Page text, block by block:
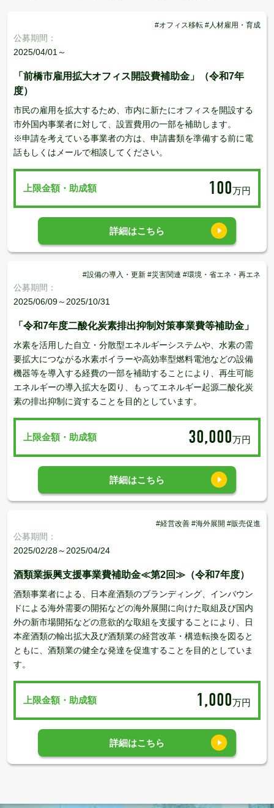
#オフィス移転 #人材雇用・育成
公募期間：
2025/04/01～
「前橋市雇用拡大オフィス開設費補助金」（令和7年
度）
市民の雇用を拡大するため、市内に新たにオフィスを開設する
市外国内事業者に対して、設置費用の一部を補助します。
※申請を考えている事業者の方は、申請書類を準備する前に電
話もしくはメールで相談してください。
上限金額・助成額 100万円
詳細はこちら
#設備の導入・更新 #災害関連 #環境・省エネ・再エネ
公募期間：
2025/06/09～2025/10/31
「令和7年度二酸化炭素排出抑制対策事業費等補助金」
水素を活用した自立・分散型エネルギーシステムや、水素の需
要拡大につながる水素ボイラーや高効率型燃料電池などの設備
機器等を導入する経費の一部を補助することにより、再生可能
エネルギーの導入拡大を図り、もってエネルギー起源二酸化炭
素の排出抑制に資することを目的としています。
上限金額・助成額 30,000万円
詳細はこちら
#経営改善 #海外展開 #販売促進
公募期間：
2025/02/28～2025/04/24
酒類業振興支援事業費補助金≪第2回≫（令和7年度）
酒類事業者による、日本産酒類のブランディング、インバウン
ドによる海外需要の開拓などの海外展開に向けた取組及び国内
外の新市場開拓などの意欲的な取組を支援することにより、日
本産酒類の輸出拡大及び酒類業の経営改革・構造転換を図ると
ともに、酒類業の健全な発達を促進することを目的としていま
す。
上限金額・助成額 1,000万円
詳細はこちら